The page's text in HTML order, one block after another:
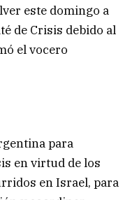
este domingo a
de Crisis debido al
el vocero
para
en virtud de los
en Israel, para